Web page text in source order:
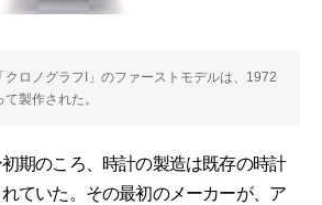
クロノグラフI」のファーストモデルは、1972
製作された。
期のころ、時計の製造は既存の時計
ていた。その最初のメーカーが、ア